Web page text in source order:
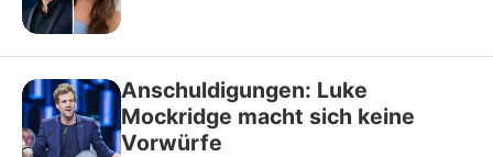
Anschuldigungen: Luke
Mockridge macht sich keine
Vorwürfe